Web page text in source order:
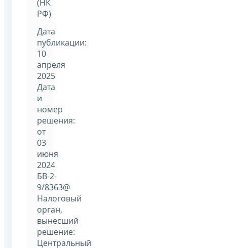
(НК
РФ)
Дата
публикации:
10
апреля
2025
Дата
и
номер
решения:
от
03
июня
2024
БВ-2-
9/8363@
Налоговый
орган,
вынесший
решение:
Центральный